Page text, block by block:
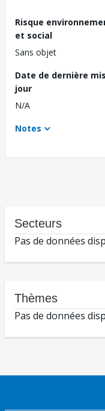
Risque
et social
Sans objet
Date de dernière
jour
N/A
Notes
Secteurs
Pas de données
Thèmes
Pas de données